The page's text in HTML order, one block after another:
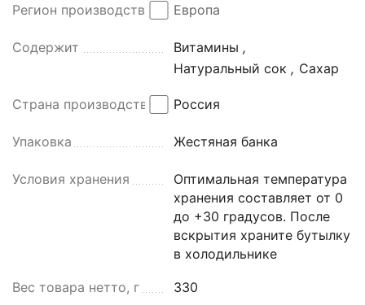
Регион производства Европа
Содержит Витамины ,
Натуральный сок , Сахар
Страна производства Россия
Упаковка Жестяная банка
Условия хранения
Оптимальная температура
хранения составляет от 0
до +30 градусов. После
вскрытия храните бутылку
в холодильнике
Вес товара нетто, г 330